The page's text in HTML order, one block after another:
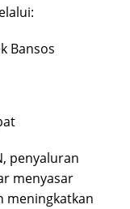
Bansos
penyaluran
menyasar
meningkatkan